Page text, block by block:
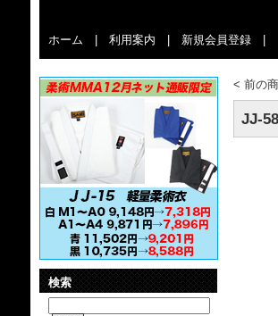
ホーム 利用案内 新規会員登録
検索
< 前の
JJ-